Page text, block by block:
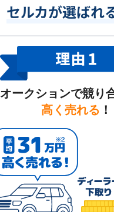
セルカが選ばれ
オークションで競り
高く売れる ！